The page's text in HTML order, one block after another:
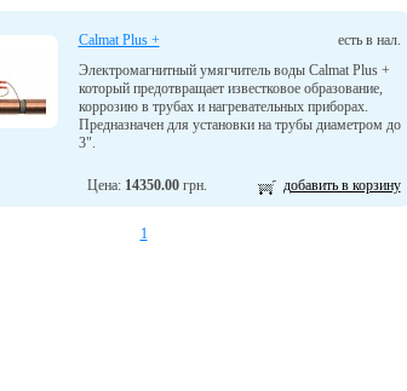
Calmat Plus +
есть в нал.
Электромагнитный умягчитель воды Сalmat Plus +
который предотвращает известковое образование,
коррозию в трубах и нагревательных приборах.
Предназначен для установки на трубы диаметром до
3".
Цена: 14350.00грн. добавить в корзину
1